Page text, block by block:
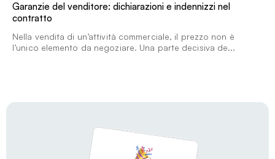
Garanzie del venditore: dichiarazioni e indennizzi nel
contratto
Nella vendita di un’attività commerciale, il prezzo non è
l’unico elemento da negoziare. Una parte decisiva de...